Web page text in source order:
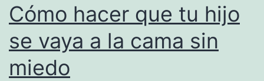
Cómo hacer que tu hijo
se vaya a la cama sin
miedo